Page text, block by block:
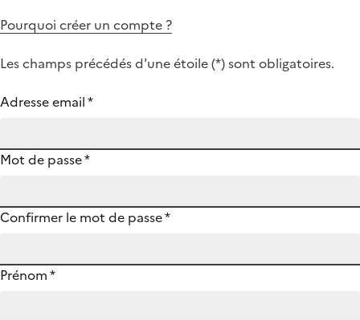
Pourquoi créer un compte ?
Les champs précédés d'une étoile (*) sont obligatoires.
Adresse email*
Mot de passe*
Confirmer le mot de passe*
Prénom*